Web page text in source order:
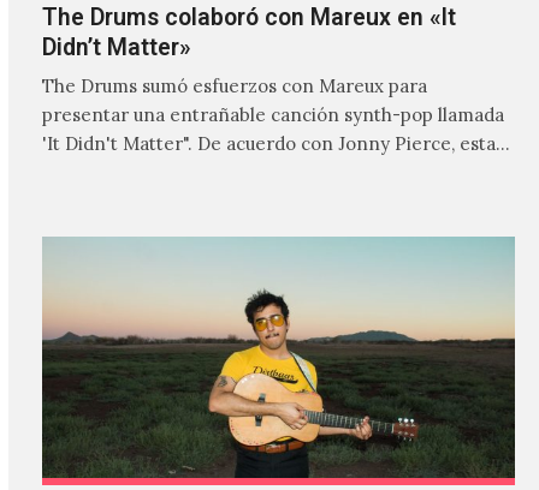
The Drums colaboró con Mareux en «It
Didn’t Matter»
The Drums sumó esfuerzos con Mareux para
presentar una entrañable canción synth-pop llamada
'It Didn't Matter". De acuerdo con Jonny Pierce, esta